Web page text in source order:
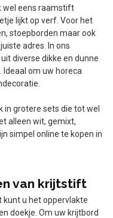
wel eens raamstift
lijkt op verf. Voor het
stoepborden maar ook
adres. In ons
diverse dikke en dunne
Ideaal om uw horeca
in grotere sets die tot wel
alleen wit, gemixt,
simpel online te kopen in
van krijtstift
u het oppervlakte
doekje. Om uw krijtbord